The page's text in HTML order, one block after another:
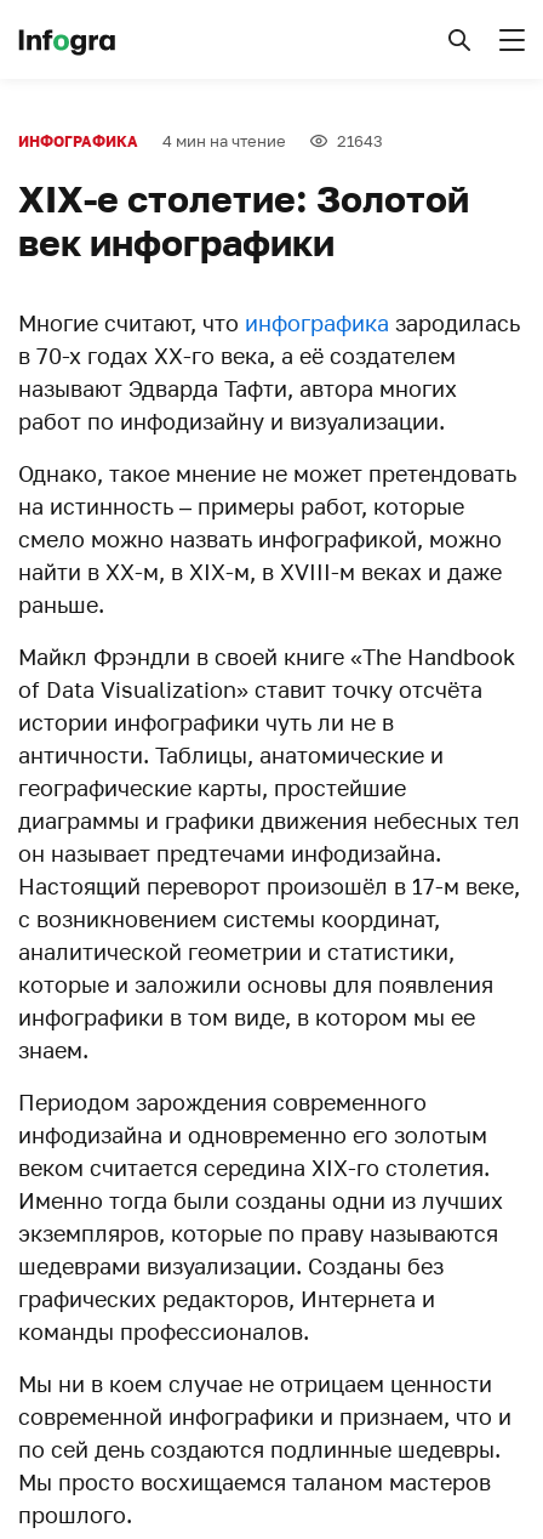
ИНФОГРАФИКА 4 мин на чтение 21643
XIX-е столетие: Золотой
век инфографики
Многие считают, что инфографика зародилась
в 70-х годах XX-го века, а её создателем
называют Эдварда Тафти, автора многих
работ по инфодизайну и визуализации.
Однако, такое мнение не может претендовать
на истинность – примеры работ, которые
смело можно назвать инфографикой, можно
найти в ХХ-м, в ХIX-м, в XVIII-м веках и даже
раньше.
Майкл Фрэндли в своей книге «The Handbook
of Data Visualization» ставит точку отсчёта
истории инфографики чуть ли не в
античности. Таблицы, анатомические и
географические карты, простейшие
диаграммы и графики движения небесных тел
он называет предтечами инфодизайна.
Настоящий переворот произошёл в 17-м веке,
с возникновением системы координат,
аналитической геометрии и статистики,
которые и заложили основы для появления
инфографики в том виде, в котором мы ее
знаем.
Периодом зарождения современного
инфодизайна и одновременно его золотым
веком считается середина XIX-го столетия.
Именно тогда были созданы одни из лучших
экземпляров, которые по праву называются
шедеврами визуализации. Созданы без
графических редакторов, Интернета и
команды профессионалов.
Мы ни в коем случае не отрицаем ценности
современной инфографики и признаем, что и
по сей день создаются подлинные шедевры.
Мы просто восхищаемся таланом мастеров
прошлого.